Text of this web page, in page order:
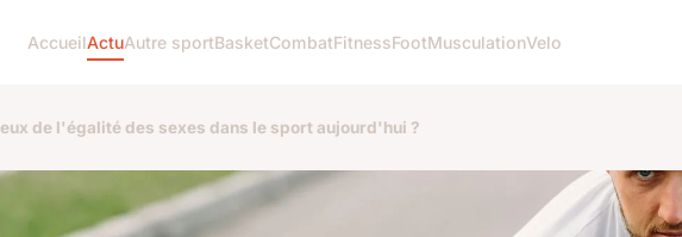
AccueilActuAutre sportBasketCombatFitnessFootMusculationVelo
de l'égalité des sexes dans le sport aujourd'hui ?